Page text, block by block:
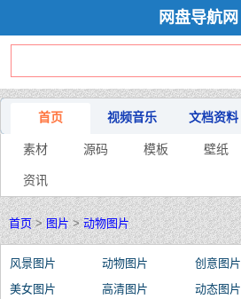
网盘导航网
首页 视频音乐 文档资料
素材 源码 模板 壁纸
资讯
首页>图片>动物图片
风景图片 动物图片 创意图片
美女图片
高清图片 动态图片